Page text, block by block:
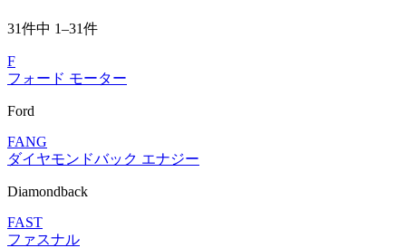
31件中 1–31件
F
フォード モーター
Ford
FANG
ダイヤモンドバック エナジー
Diamondback
FAST
ファスナル